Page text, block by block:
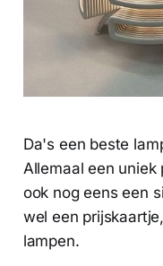
Da's een beste
Allemaal een
ook nog eens een
wel een
lampen.